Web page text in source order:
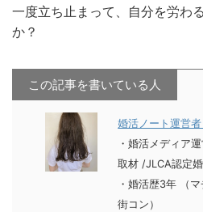
一度立ち止まって、自分を労わ
か？
この記事を書いている人
婚活ノート運営
・婚活メディア
取材 /JLCA認定
・婚活歴3年 （
街コン）